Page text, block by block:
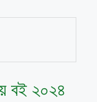
বই ২০২৪